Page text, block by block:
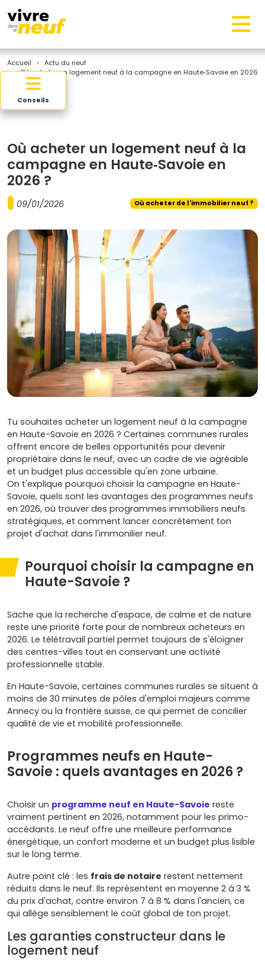
Accueil
Actu du neuf
Où acheter un logement neuf à la campagne en Haute‑Savoie en 2026
Où acheter un logement neuf à la
campagne en Haute‑Savoie en
2026 ?
09/01/2026 Où acheter de l'immobilier neuf ?
Tu souhaites acheter un logement neuf à la campagne
en Haute-Savoie en 2026 ? Certaines communes rurales
offrent encore de belles opportunités pour devenir
propriétaire dans le neuf, avec un cadre de vie agréable
et un budget plus accessible qu'en zone urbaine.
On t'explique pourquoi choisir la campagne en Haute-
Savoie, quels sont les avantages des programmes neufs
en 2026, où trouver des programmes immobiliers neufs
stratégiques, et comment lancer concrètement ton
projet d'achat dans l'immonilier neuf.
Pourquoi choisir la campagne en
Haute-Savoie ?
Sache que la recherche d'espace, de calme et de nature
reste une priorité forte pour de nombreux acheteurs en
2026. Le télétravail partiel permet toujours de s'éloigner
des centres-villes tout en conservant une activité
professionnelle stable.
En Haute-Savoie, certaines communes rurales se situent à
moins de 30 minutes de pôles d'emploi majeurs comme
Annecy ou la frontière suisse, ce qui permet de concilier
qualité de vie et mobilité professionnelle.
Programmes neufs en Haute-
Savoie : quels avantages en 2026 ?
Choisir un programme neuf en Haute-Savoie reste
vraiment pertinent en 2026, notamment pour les primo-
accédants. Le neuf offre une meilleure performance
énergétique, un confort moderne et un budget plus lisible
sur le long terme.
Autre point clé : les frais de notaire restent nettement
réduits dans le neuf. Ils représentent en moyenne 2 à 3 %
du prix d'achat, contre environ 7 à 8 % dans l'ancien, ce
qui allège sensiblement le coût global de ton projet.
Les garanties constructeur dans le
logement neuf
Conseils